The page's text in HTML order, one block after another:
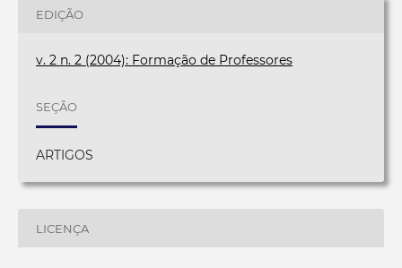
EDIÇÃO
v. 2 n. 2 (2004): Formação de Professores
SEÇÃO
ARTIGOS
LICENÇA